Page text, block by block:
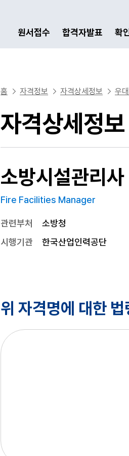
원서접수 합격자발표 확
홈 자격정보 자격상세정보 우
자격상세정보
소방시설관리사
Fire Facilities Manager
관련부처
소방청
시행기관
한국산업인력공단
위 자격명에 대한